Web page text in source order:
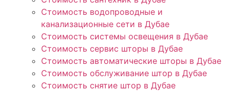
Стоимость водопроводные и
канализационные сети в Дубае
Стоимость системы освещения в Дубае
Стоимость сервис шторы в Дубае
Стоимость автоматические шторы в Дубае
Стоимость обслуживание штор в Дубае
Стоимость снятие штор в Дубае